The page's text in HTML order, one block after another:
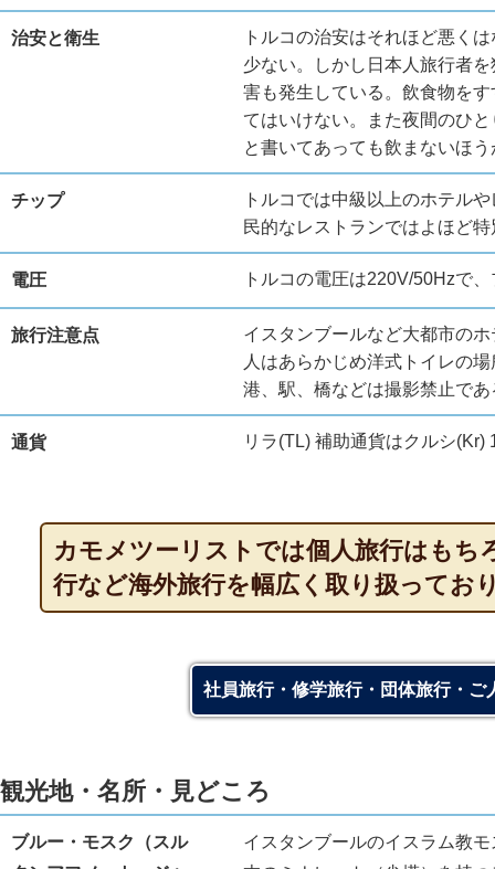
治安と衛生
トルコの治安はそれほど悪く
少ない。しかし日本人旅行者
害も発生している。飲食物を
てはいけない。また夜間のひ
と書いてあっても飲まないほ
チップ
トルコでは中級以上のホテル
民的なレストランではよほど
電圧 トルコの電圧は220V/50Hzで
旅行注意点
イスタンブールなど大都市の
人はあらかじめ洋式トイレの
港、駅、橋などは撮影禁止であ
通貨 リラ(TL) 補助通貨はクルシ(Kr)
カモメツーリストでは個人旅行はもち
行など海外旅行を幅広く取り扱ってお
社員旅行・修学旅行・団体旅行・
観光地・名所・見どころ
ブルー・モスク（スル
イスタンブールのイスラム教